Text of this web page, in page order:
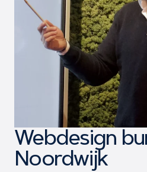
Webdesign
Noordwijk